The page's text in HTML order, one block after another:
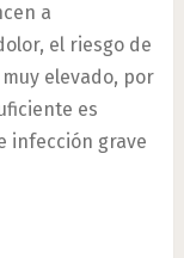
a
el riesgo de
elevado, por
es
infección grave